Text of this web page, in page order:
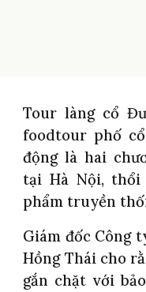
Tour làng cổ
foodtour phố
động là hai
tại Hà Nội, thổi
phẩm truyền
Giám đốc Công
Hồng Thái cho
gắn chặt với